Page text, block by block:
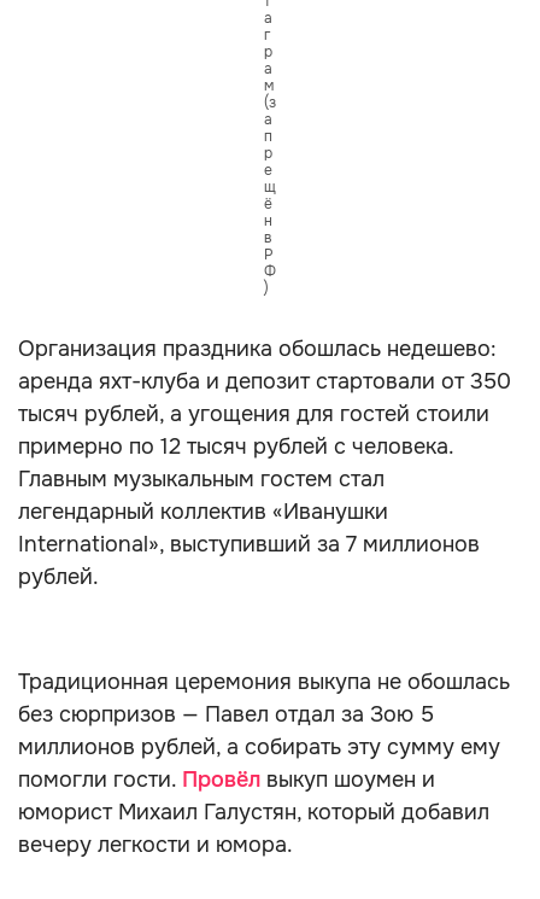
а
г
р
а
м
(з
а
п
р
е
щ
ё
н
в
Р
Ф
)
Организация праздника обошлась недешево:
аренда яхт-клуба и депозит стартовали от 350
тысяч рублей, а угощения для гостей стоили
примерно по 12 тысяч рублей с человека.
Главным музыкальным гостем стал
легендарный коллектив «Иванушки
International», выступивший за 7 миллионов
рублей.
Традиционная церемония выкупа не обошлась
без сюрпризов — Павел отдал за Зою 5
миллионов рублей, а собирать эту сумму ему
помогли гости. Провёл выкуп шоумен и
юморист Михаил Галустян, который добавил
вечеру легкости и юмора.